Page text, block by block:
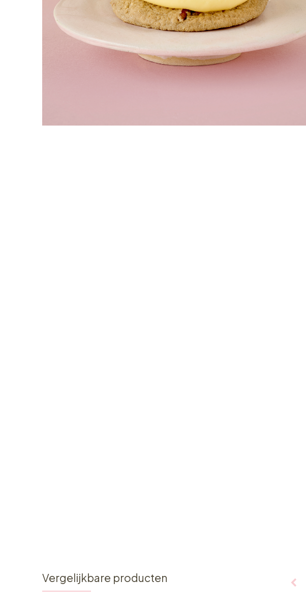
Vergelijkbare producten